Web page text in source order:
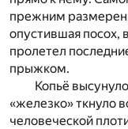
прежним
опустившая посох,
пролетел
прыжком.
Копьё
«железко» ткнуло
человече­ской